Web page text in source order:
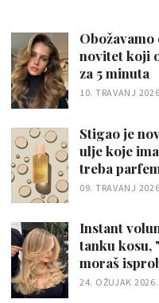
novitet koji
za 5 minuta
10. TRAVANJ
Stigao je
ulje koje
treba
09. TRAVANJ
Instant
tanku kosu,
moraš
24. OŽUJAK 2026.